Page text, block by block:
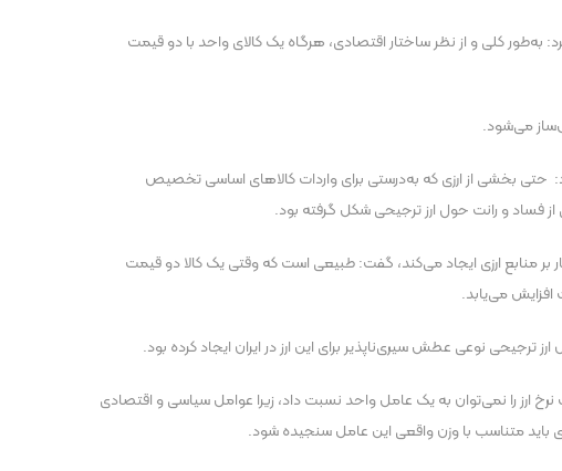
به‌طور کلی و از نظر ساختار اقتصادی، هرگاه یک کالای واحد با دو قیمت
می‌شود.
حتی بخشی از ارزی که به‌درستی برای واردات کالا‌های اساسی تخصیص
فساد و رانت حول ارز ترجیحی شکل گرفته بود.
بر منابع ارزی ایجاد می‌کند، گفت: طبیعی است که وقتی یک کالا دو قیمت
افزایش می‌یابد.
ترجیحی نوعی عطش سیری‌ناپذیر برای این ارز در ایران ایجاد کرده بود.
نرخ ارز را نمی‌توان به یک عامل واحد نسبت داد، زیرا عوامل سیاسی و اقتصادی
باید متناسب با وزن واقعی این عامل سنجیده شود.